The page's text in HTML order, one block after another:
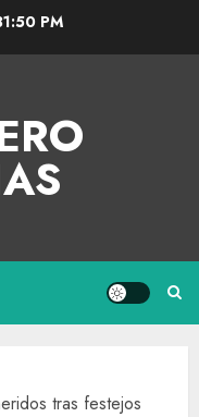
PM
tras festejos